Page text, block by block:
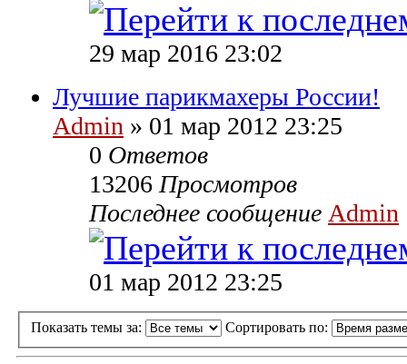
29 мар 2016 23:02
Лучшие парикмахеры России!
Admin » 01 мар 2012 23:25
0 Ответов
13206Просмотров
Последнее сообщение Admin
01 мар 2012 23:25
Показать темы за: Сортировать по: